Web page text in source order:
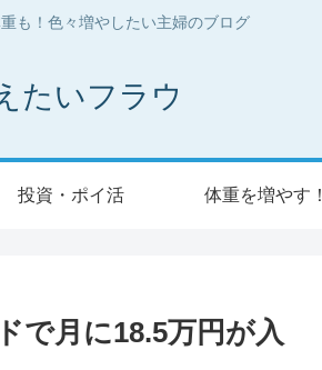
も！色々増やしたい主婦のブログ
たいフラウ
投資・ポイ活 体重を増やす！
で月に18.5万円が入